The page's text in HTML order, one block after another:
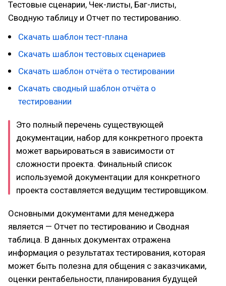
Тестовые сценарии, Чек-листы, Баг-листы,
Сводную таблицу и Отчет по тестированию.
Скачать шаблон тест-плана
Скачать шаблон тестовых сценариев
Скачать шаблон отчёта о тестировании
Скачать сводный шаблон отчёта о
тестировании
Это полный перечень существующей
документации, набор для конкретного проекта
может варьироваться в зависимости от
сложности проекта. Финальный список
используемой документации для конкретного
проекта составляется ведущим тестировщиком.
Основными документами для менеджера
является — Отчет по тестированию и Сводная
таблица. В данных документах отражена
информация о результатах тестирования, которая
может быть полезна для общения с заказчиками,
оценки рентабельности, планирования будущей